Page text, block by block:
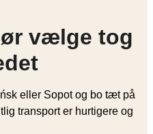
vælge tog
eller Sopot og bo tæt på
transport er hurtigere og